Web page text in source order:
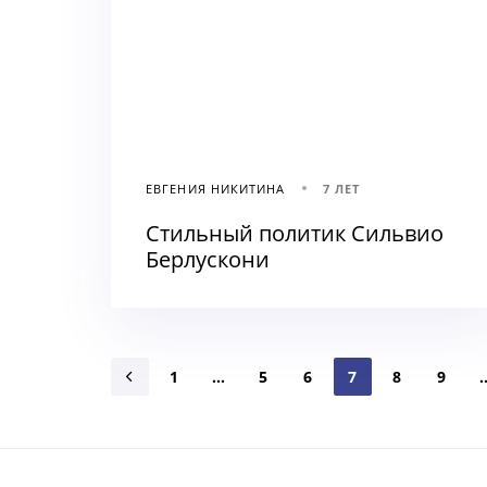
ЕВГЕНИЯ НИКИТИНА 7 ЛЕТ
Стильный политик Сильвио
Берлускони
1 … 5 6 7 8 9